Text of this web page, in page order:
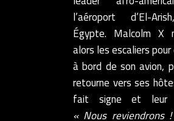
l’aéroport d’El-
Égypte. Malcolm X
alors les escaliers
à bord de son avion,
retourne vers ses
fait signe et leur
« Nous reviendrons